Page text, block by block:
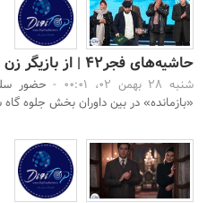
حاشیه‌های فجر۴۲ | از بازیگر زن بازمانده تا حسرت جواد عزتی
شنبه 28 بهمن 02، 00:01 -
حضور
«بازمانده» در بین داوران بخش جلوه